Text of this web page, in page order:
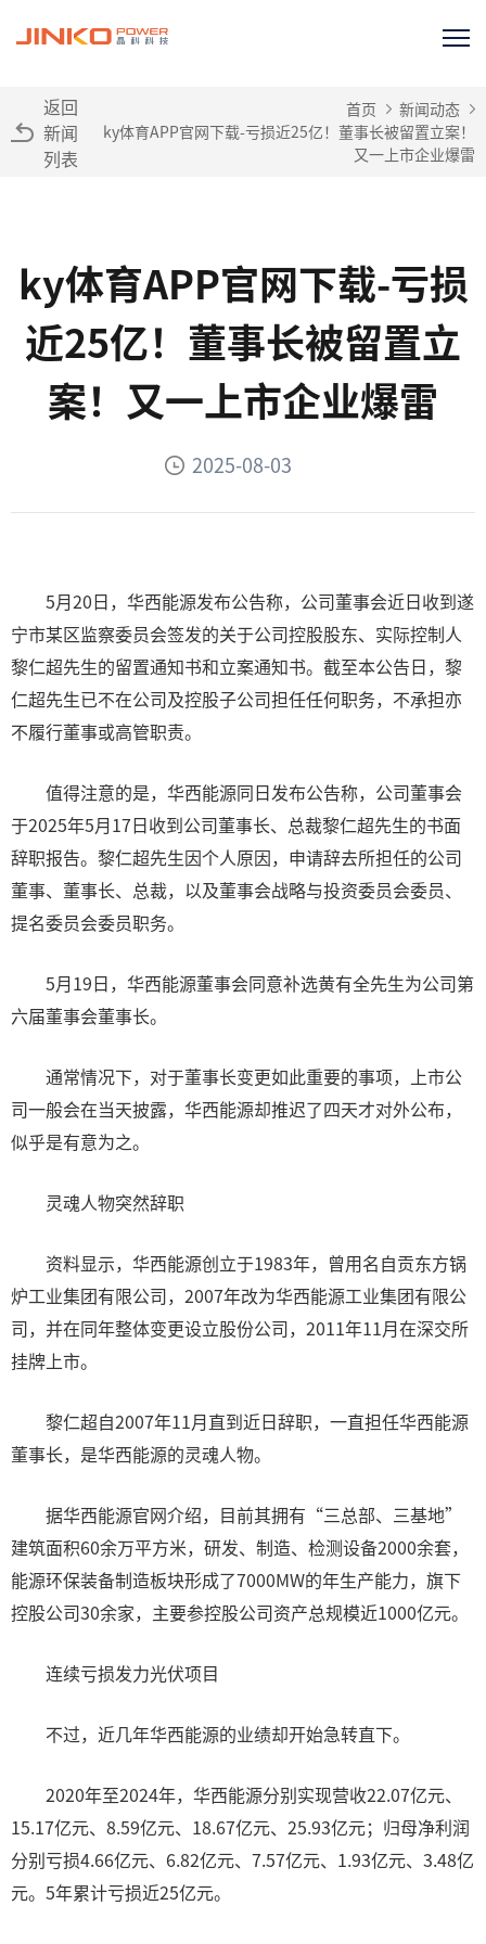
返回
新闻
列表
首页
新闻动态
ky体育APP官网下载-亏损近25亿！董事长被留置立案！
又一上市企业爆雷
ky体育APP官网下载-亏损
近25亿！董事长被留置立
案！又一上市企业爆雷
2025-08-03
5月20日，华西能源发布公告称，公司董事会近日收到遂
宁市某区监察委员会签发的关于公司控股股东、实际控制人
黎仁超先生的留置通知书和立案通知书。截至本公告日，黎
仁超先生已不在公司及控股子公司担任任何职务，不承担亦
不履行董事或高管职责。
值得注意的是，华西能源同日发布公告称，公司董事会
于2025年5月17日收到公司董事长、总裁黎仁超先生的书面
辞职报告。黎仁超先生因个人原因，申请辞去所担任的公司
董事、董事长、总裁，以及董事会战略与投资委员会委员、
提名委员会委员职务。
5月19日，华西能源董事会同意补选黄有全先生为公司第
六届董事会董事长。
通常情况下，对于董事长变更如此重要的事项，上市公
司一般会在当天披露，华西能源却推迟了四天才对外公布，
似乎是有意为之。
灵魂人物突然辞职
资料显示，华西能源创立于1983年，曾用名自贡东方锅
炉工业集团有限公司，2007年改为华西能源工业集团有限公
司，并在同年整体变更设立股份公司，2011年11月在深交所
挂牌上市。
黎仁超自2007年11月直到近日辞职，一直担任华西能源
董事长，是华西能源的灵魂人物。
据华西能源官网介绍，目前其拥有“三总部、三基地”
建筑面积60余万平方米，研发、制造、检测设备2000余套，
能源环保装备制造板块形成了7000MW的年生产能力，旗下
控股公司30余家，主要参控股公司资产总规模近1000亿元。
连续亏损发力光伏项目
不过，近几年华西能源的业绩却开始急转直下。
2020年至2024年，华西能源分别实现营收22.07亿元、
15.17亿元、8.59亿元、18.67亿元、25.93亿元；归母净利润
分别亏损4.66亿元、6.82亿元、7.57亿元、1.93亿元、3.48亿
元。5年累计亏损近25亿元。